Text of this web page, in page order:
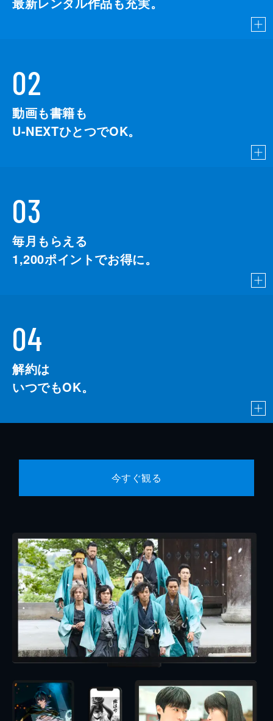
02
動画も書籍も
U-NEXTひとつでOK。
03
毎月もらえる
1,200ポイントでお得に。
04
解約は
いつでもOK。
今すぐ観る